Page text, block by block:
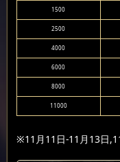
1500
2500
4000
6000
8000
11000
※11月11日-11月13日